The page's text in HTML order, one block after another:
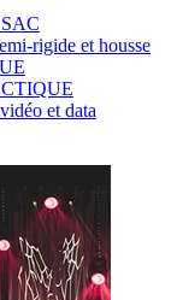
rigide et housse
et data